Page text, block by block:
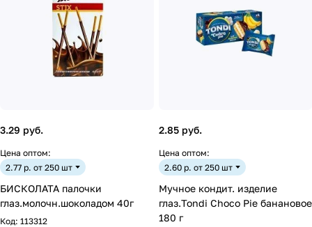
3.29 руб.
Цена оптом:
2.77 р. от 250 шт
БИСКОЛАТА палочки
глаз.молочн.шоколадом 40г
Код: 113312
2.85 руб.
Цена оптом:
2.60 р. от 250 шт
Мучное кондит. изделие
глаз.Tondi Choco Pie банановое
180 г